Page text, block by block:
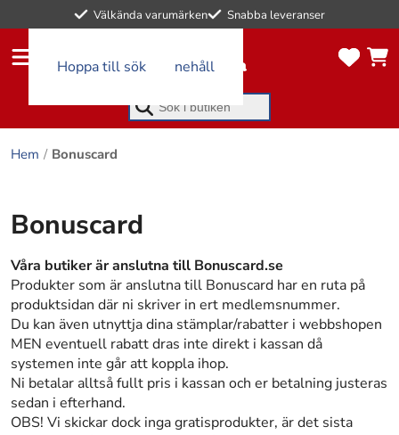
Hoppa till huvudinnehåll
Hoppa till sök
Välkända varumärken Snabba leveranser
artikl
ar i
favor
kund
Börja skriva för att söka
Hem Bonuscard
Bonuscard
Våra butiker är anslutna till Bonuscard.se
Produkter som är anslutna till Bonuscard har en ruta på
produktsidan där ni skriver in ert medlemsnummer.
Du kan även utnyttja dina stämplar/rabatter i webbshopen
MEN eventuell rabatt dras inte direkt i kassan då
systemen inte går att koppla ihop.
Ni betalar alltså fullt pris i kassan och er betalning justeras
sedan i efterhand.
OBS! Vi skickar dock inga gratisprodukter, är det sista